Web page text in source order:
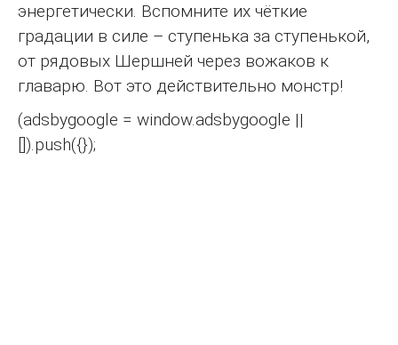
энергетически. Вспомните их чёткие
градации в силе – ступенька за ступенькой,
от рядовых Шершней через вожаков к
главарю. Вот это действительно монстр!
(adsbygoogle = window.adsbygoogle ||
[]).push({});